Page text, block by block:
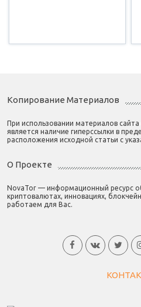
Копирование Материалов
При использовании материалов
является наличие гиперссылки в
расположения исходной статьи с
О Проекте
NovaTor — информационный ресурс
криптовалютах, инновациях,
работаем для Вас.